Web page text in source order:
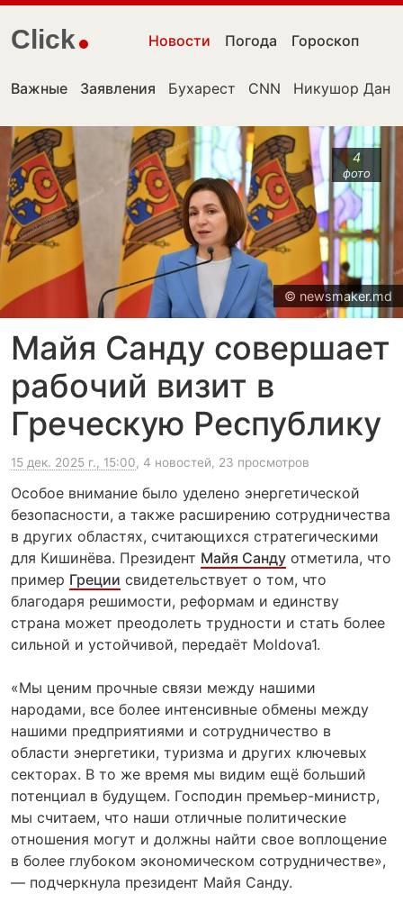
Click Новости Погода Гороскоп
Важные Заявления Бухарест CNN Никушор Дан
4
фото
© newsmaker.md
Майя Санду совершает
рабочий визит в
Греческую Республику
15 дек. 2025 г., 15:00, 4 новостей, 23 просмотров
Особое внимание было уделено энергетической
безопасности, а также расширению сотрудничества
в других областях, считающихся стратегическими
для Кишинёва. Президент Майя Санду отметила, что
пример Греции свидетельствует о том, что
благодаря решимости, реформам и единству
страна может преодолеть трудности и стать более
сильной и устойчивой, передаёт Moldova1.
«Мы ценим прочные связи между нашими
народами, все более интенсивные обмены между
нашими предприятиями и сотрудничество в
области энергетики, туризма и других ключевых
секторах. В то же время мы видим ещё больший
потенциал в будущем. Господин премьер-министр,
мы считаем, что наши отличные политические
отношения могут и должны найти свое воплощение
в более глубоком экономическом сотрудничестве»,
— подчеркнула президент Майя Санду.